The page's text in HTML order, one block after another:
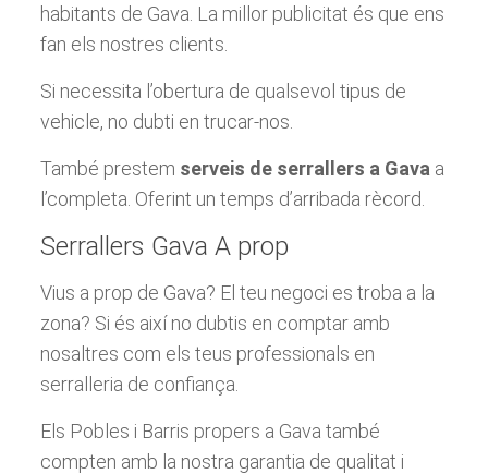
habitants de Gava. La millor publicitat és que ens
fan els nostres clients.
Si necessita l’obertura de qualsevol tipus de
vehicle, no dubti en trucar-nos.
També prestem serveis de serrallers a Gava a
l’completa. Oferint un temps d’arribada rècord.
Serrallers Gava A prop
Vius a prop de Gava? El teu negoci es troba a la
zona? Si és així no dubtis en comptar amb
nosaltres com els teus professionals en
serralleria de confiança.
Els Pobles i Barris propers a Gava també
compten amb la nostra garantia de qualitat i